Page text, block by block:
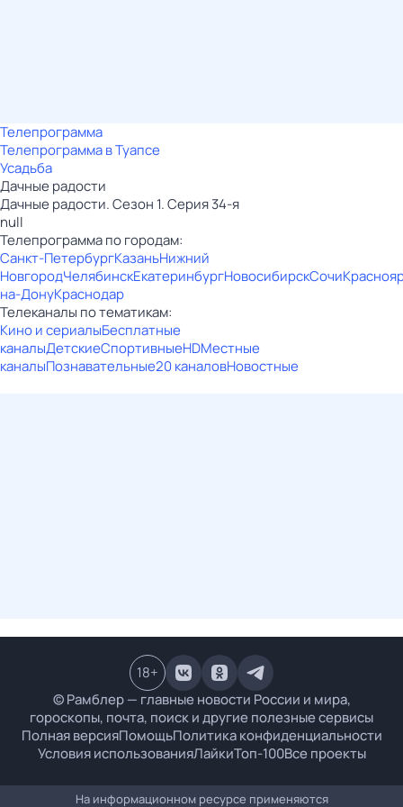
Телепрограмма
Телепрограмма в Туапсе
Усадьба
Дачные радости
Дачные радости. Сезон 1. Серия 34-я
null
Телепрограмма по городам:
Санкт-ПетербургКазаньНижний
НовгородЧелябинскЕкатеринбургНовосибирскСочи
на-ДонуКраснодар
Телеканалы по тематикам:
Кино и сериалыБесплатные
каналыДетскиеСпортивныеHDМестные
каналыПознавательные20 каналовНовостные
© Рамблер — главные новости России и мира,
гороскопы, почта, поиск и другие полезные сервисы
Полная версияПомощьПолитика конфиденциальности
Условия использованияЛайкиТоп-100Все проекты
18+
На информационном ресурсе применяются